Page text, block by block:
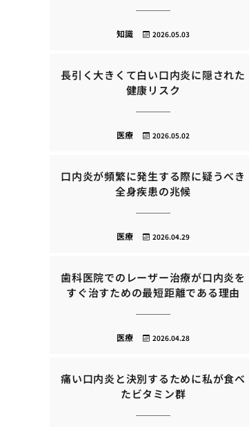
2026.05.03
知識
長引く大きくて白い口内炎に隠された
健康リスク
2026.05.02
医療
口内炎が頻繁に発生する際に疑うべき
全身疾患の兆候
2026.04.29
医療
歯科医院でのレーザー治療が口内炎を
すぐ治すための最短距離である理由
2026.04.28
医療
痛い口内炎と決別するために私が食べ
たビタミン群